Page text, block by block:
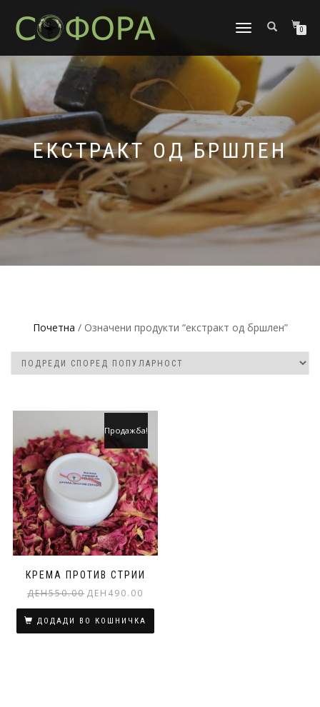
TOGGLE
0
ЕКСТРАКТ ОД БРШЛЕН
Почетна / Означени продукти “екстракт од бршлен”
КРЕМА ПРОТИВ СТРИИ
Продажба!
ДЕН550.00 Original
price
was:
ден550.00.
ДЕН 490.00
price
is:
ден490.00.
ДОДАДИ ВО КОШНИЧКА